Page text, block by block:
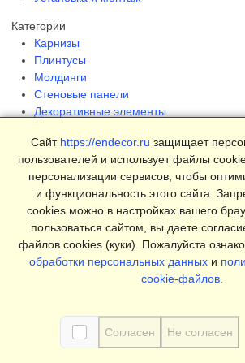
Категории
Карнизы
Плинтусы
Молдинги
Стеновые панели
Декоративные элементы
Страницы
Интерьеры
Блог
Магазин
Условия продаж
© 2025 Endecor. Все права
Политика конфиденциальности,
Cookie,Согласие на обработку
Сайт https://endecor.ru защищает
пользователей и использует файлы
персонализации сервисов, чтобы
и функциональность этого сайта.
cookies можно в настройках вашего
пользоваться сайтом, вы даете
файлов cookies (куки). Пожалуйста
обработки персональных данных и
cookie-файлов.
Согласен Не согласен